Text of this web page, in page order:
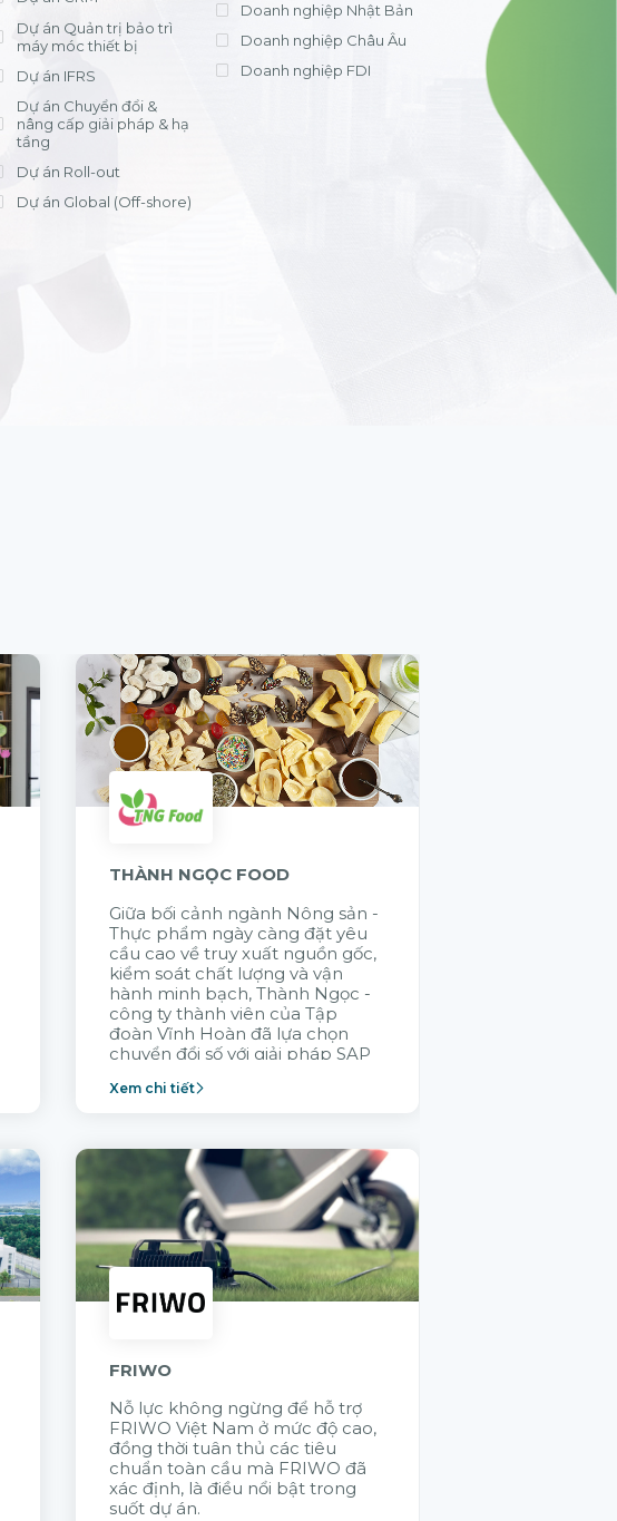
Dự án Quản trị bảo trì
máy móc thiết bị
Dự án IFRS
Dự án Chuyển đổi &
nâng cấp giải pháp & hạ
tầng
Dự án Roll-out
Dự án Global (Off-shore)
Doanh nghiệp Nhật Bản
Doanh nghiệp Châu Âu
Doanh nghiệp FDI
THÀNH NGỌC FOOD
Giữa bối cảnh ngành Nông sản -
Thực phẩm ngày càng đặt yêu
cầu cao về truy xuất nguồn gốc,
kiểm soát chất lượng và vận
hành minh bạch, Thành Ngọc -
công ty thành viên của Tập
đoàn Vĩnh Hoàn đã lựa chọn
chuyển đổi số với giải pháp SAP
năng lực vận hành bền vững.
Xem chi tiết
FRIWO
Nỗ lực không ngừng để hỗ trợ
FRIWO Việt Nam ở mức độ cao,
đồng thời tuân thủ các tiêu
chuẩn toàn cầu mà FRIWO đã
xác định, là điều nổi bật trong
suốt dự án.